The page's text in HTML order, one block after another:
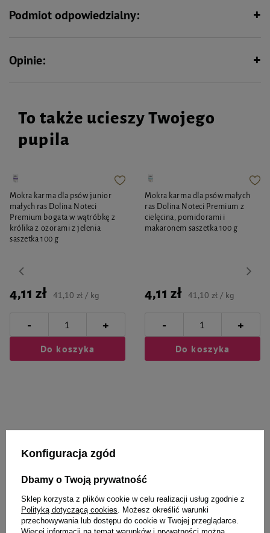
- niezwykle wytrzymała (podszewka z włókniny, podwójne szwy)
- eko-przyjazna: wypełnienie i materiał oraz opakowanie w 100% z
- wymiary produktu: 20 cm x 5 cm x 29 cm
Podmiot odpowiedzialny:
Opinie:
To także ucieszy Twojego
pupila
Mokra karma dla psów junior
małych ras Dolina Noteci
Premium bogata w wątróbkę z
królika z ozorami z jelenia
saszetka 100 g
4,11 zł 41,10 zł / kg
- +
Do koszyka
Mokra karma dla psów małych
ras Dolina Noteci Premium z
cielęcina, pomidorami i
makaronem saszetka 100 g
4,11 zł 41,10 zł / kg
- +
Do koszyka
Wybrane specjalnie dla
Karma suszona dla psa Dolina
Karma suszona dla psa Dolina
Konfiguracja zgód
Dbamy o Twoją prywatność
Sklep korzysta z plików cookie w celu realizacji usług zgodnie z
Polityką dotyczącą cookies . Możesz określić warunki
przechowywania lub dostępu do cookie w Twojej przeglądarce.